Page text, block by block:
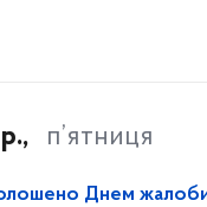
п’ятниця
Днем